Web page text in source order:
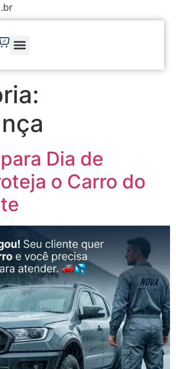
Dia de
o Carro do